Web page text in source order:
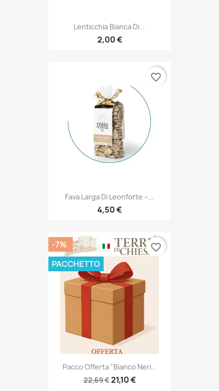
Lenticchia Bianca Di...
2,00 €
Fava Larga Di Leonforte –...
4,50 €
favorite_border
Pacco Offerta "Bianco Neri...
22,69 €21,10 €
-7%
PACCHETTO
favorite_border